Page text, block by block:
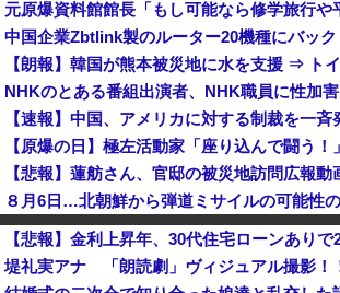
【速報】中国、アメリカに対する制裁を一斉
【悲報】Googleのエンジニア「AIで仕事が
なぜこんなに多くの物が中国製なのか？…米
堤礼実アナ 「朗読劇」ヴィジュアル撮影！